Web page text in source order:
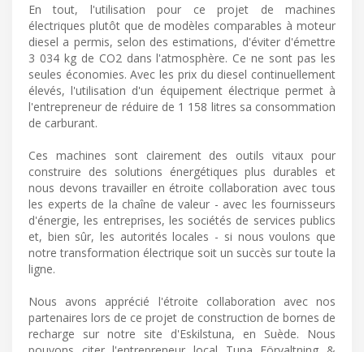
En tout, l'utilisation pour ce projet de machines
électriques plutôt que de modèles comparables à moteur
diesel a permis, selon des estimations, d'éviter d'émettre
3 034 kg de CO2 dans l'atmosphère. Ce ne sont pas les
seules économies. Avec les prix du diesel continuellement
élevés, l'utilisation d'un équipement électrique permet à
l'entrepreneur de réduire de 1 158 litres sa consommation
de carburant.
Ces machines sont clairement des outils vitaux pour
construire des solutions énergétiques plus durables et
nous devons travailler en étroite collaboration avec tous
les experts de la chaîne de valeur - avec les fournisseurs
d'énergie, les entreprises, les sociétés de services publics
et, bien sûr, les autorités locales - si nous voulons que
notre transformation électrique soit un succès sur toute la
ligne.
Nous avons apprécié l'étroite collaboration avec nos
partenaires lors de ce projet de construction de bornes de
recharge sur notre site d'Eskilstuna, en Suède. Nous